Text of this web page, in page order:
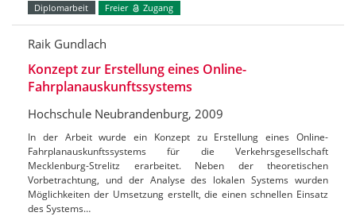
Diplomarbeit Freier Zugang
Raik Gundlach
Konzept zur Erstellung eines Online-
Fahrplanauskunftssystems
Hochschule Neubrandenburg, 2009
In der Arbeit wurde ein Konzept zu Erstellung eines Online-
Fahrplanauskunftssystems für die Verkehrsgesellschaft
Mecklenburg-Strelitz erarbeitet. Neben der theoretischen
Vorbetrachtung, und der Analyse des lokalen Systems wurden
Möglichkeiten der Umsetzung erstellt, die einen schnellen Einsatz
des Systems…